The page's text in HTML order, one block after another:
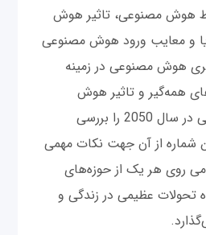
هوش مصنوعی، تاثیر هوش
و معایب ورود هوش مصنوعی
هوش مصنوعی در زمینه
همه‌گیر و تاثیر هوش
مصنوعی بر دنیای پزشکی در سال 2050 را بررسی
شماره از آن جهت نکات مهمی
روی هر یک از حوزه‌های
تحولات عظیمی در زندگی و